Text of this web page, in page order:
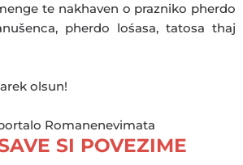
te nakhaven o prazniko pherdo
pherdo lośasa, tatosa thaj
olsun!
Romanenevimata
SI POVEZIME